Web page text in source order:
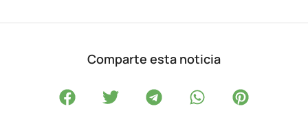
Comparte esta noticia